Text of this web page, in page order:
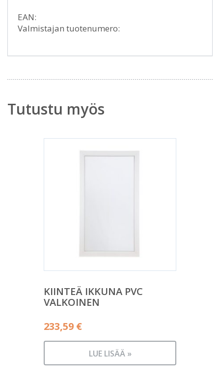
EAN:
Valmistajan tuotenumero:
Tutustu myös
KIINTEÄ IKKUNA PVC
VALKOINEN
233,59 €
LUE LISÄÄ »